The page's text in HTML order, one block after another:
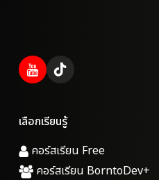
เลือกเรียนรู้
คอร์สเรียน Free
คอร์สเรียน BorntoDev+